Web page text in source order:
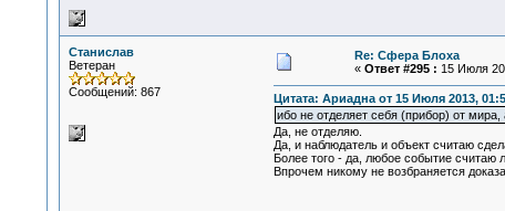
Станислав
Ветеран
Сообщений: 867
Re: Сфера Блоха
« Ответ #295 : 15 Июля
Цитата: Ариадна от 15 Июля 2013,
ибо не отделяет себя (прибор) от
Да, не отделяю.
Да, и наблюдатель и объект считаю
Более того - да, любое событие считаю
Впрочем никому не возбраняется